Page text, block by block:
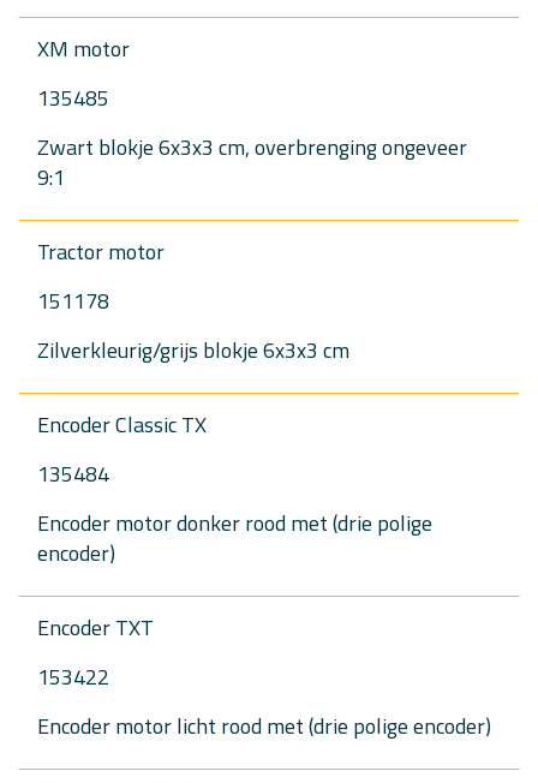
XM motor
135485
Zwart blokje 6x3x3 cm, overbrenging ongeveer
9:1
Tractor motor
151178
Zilverkleurig/grijs blokje 6x3x3 cm
Encoder Classic TX
135484
Encoder motor donker rood met (drie polige
encoder)
Encoder TXT
153422
Encoder motor licht rood met (drie polige encoder)